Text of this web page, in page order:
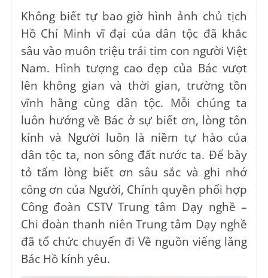
Không biết tự bao giờ hình ảnh chủ tịch
Hồ Chí Minh vĩ đại của dân tộc đã khắc
sâu vào muôn triệu trái tim con người Việt
Nam. Hình tượng cao đẹp của Bác vượt
lên không gian và thời gian, trường tồn
vĩnh hằng cùng dân tộc. Mỗi chúng ta
luôn hướng về Bác ở sự biết ơn, lòng tôn
kính và Người luôn là niềm tự hào của
dân tộc ta, non sông đất nước ta. Để bày
tỏ tấm lòng biết ơn sâu sắc và ghi nhớ
công ơn của Người, Chính quyền phối hợp
Công đoàn CSTV Trung tâm Dạy nghề –
Chi đoàn thanh niên Trung tâm Dạy nghề
đã tổ chức chuyến đi Về nguồn viếng lăng
Bác Hồ kính yêu.